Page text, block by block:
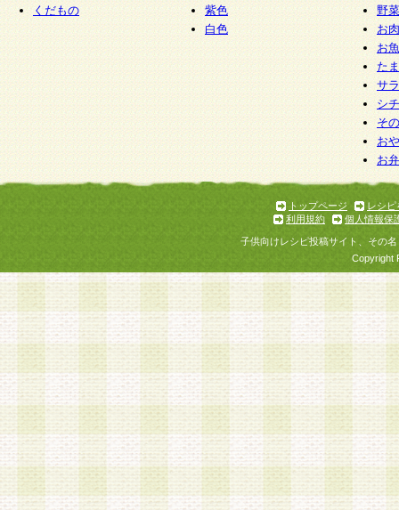
くだもの
紫色
白色
野
お
お
た
サ
シ
そ
お
お
トップページ
レシピ
利用規約
個人情報保
子供向けレシピ投稿サイト、その
Copyright